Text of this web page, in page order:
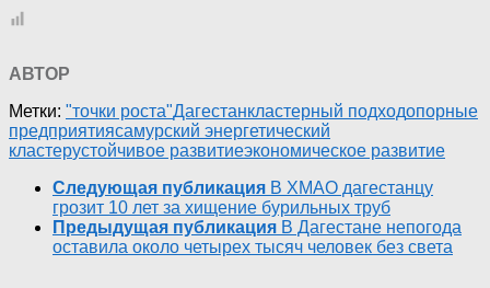
АВТОР
Метки: "точки роста"Дагестанкластерный подходопорные
предприятиясамурский энергетический
кластерустойчивое развитиеэкономическое развитие
Следующая публикация В ХМАО дагестанцу
грозит 10 лет за хищение бурильных труб
Предыдущая публикация В Дагестане непогода
оставила около четырех тысяч человек без света